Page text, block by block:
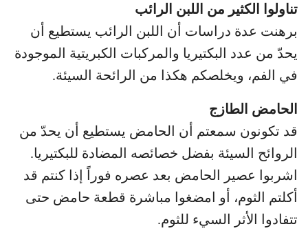
تناولوا الكثير من اللبن الرائب
برهنت عدة دراسات أن اللبن الرائب يستطيع أن
يحدّ من عدد البكتيريا والمركبات الكبريتية الموجودة
في الفم، ويخلصكم هكذا من الرائحة السيئة.
الحامض الطازج
قد تكونون سمعتم أن الحامض يستطيع أن يحدّ من
الروائح السيئة بفضل خصائصه المضادة للبكتيريا.
اشربوا عصير الحامض بعد عصره فوراً إذا كنتم قد
أكلتم الثوم، أو امضغوا مباشرة قطعة حامض حتى
تتفادوا الأثر السيء للثوم.